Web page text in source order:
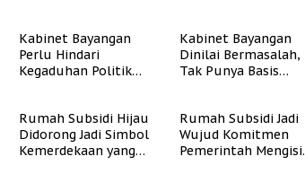
Masyarakat
Berpenghasilan
Rendah
Kabinet Bayangan
Perlu Hindari
Kegaduhan Politik
Kabinet Bayangan
Dinilai Bermasalah,
Tak Punya Basis
Rumah Subsidi Hijau
Didorong Jadi Simbol
Kemerdekaan yang
Rumah Subsidi Jadi
Wujud Komitmen
Pemerintah Mengisi